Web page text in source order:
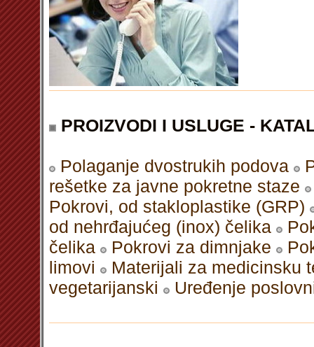
PROIZVODI I USLUGE -
Polaganje dvostrukih podova
rešetke za javne pokretne staze
Pokrovi, od stakloplastike (GRP)
od nehrđajućeg (inox) čelika
čelika
Pokrovi za dimnjake
limovi
Materijali za medicinsku
vegetarijanski
Uređenje